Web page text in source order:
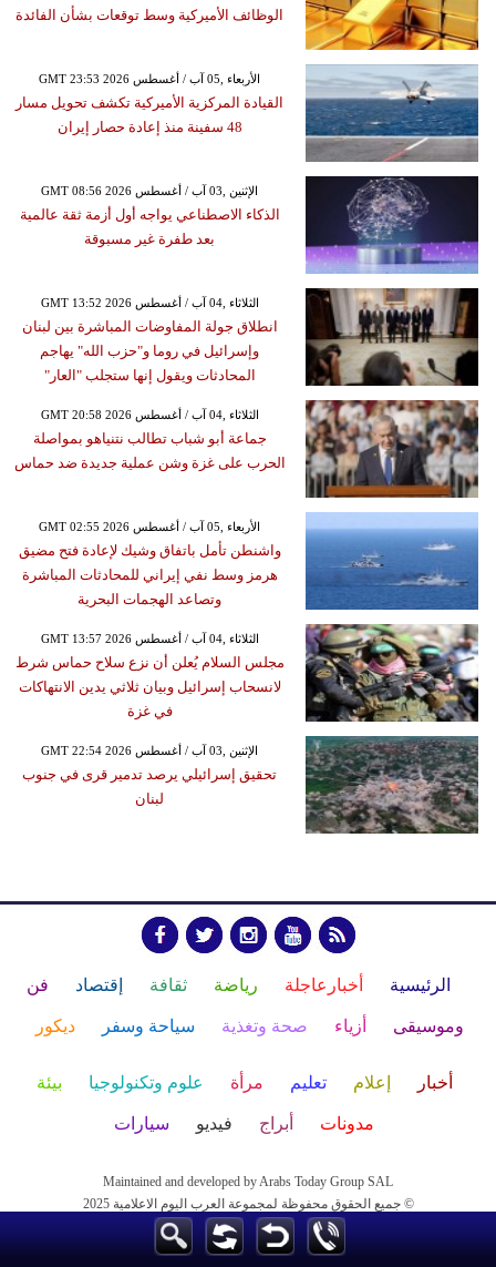
الوظائف الأميركية وسط توقعات بشأن الفائدة
GMT 23:53 2026 الأربعاء ,05 آب / أغسطس
القيادة المركزية الأميركية تكشف تحويل مسار
48 سفينة منذ إعادة حصار إيران
GMT 08:56 2026 الإثنين ,03 آب / أغسطس
الذكاء الاصطناعي يواجه أول أزمة ثقة عالمية
بعد طفرة غير مسبوقة
GMT 13:52 2026 الثلاثاء ,04 آب / أغسطس
انطلاق جولة المفاوضات المباشرة بين لبنان
وإسرائيل في روما و"حزب الله" يهاجم
المحادثات ويقول إنها ستجلب "العار"
GMT 20:58 2026 الثلاثاء ,04 آب / أغسطس
جماعة أبو شباب تطالب نتنياهو بمواصلة
الحرب على غزة وشن عملية جديدة ضد حماس
GMT 02:55 2026 الأربعاء ,05 آب / أغسطس
واشنطن تأمل باتفاق وشيك لإعادة فتح مضيق
هرمز وسط نفي إيراني للمحادثات المباشرة
وتصاعد الهجمات البحرية
GMT 13:57 2026 الثلاثاء ,04 آب / أغسطس
مجلس السلام يُعلن أن نزع سلاح حماس شرط
لانسحاب إسرائيل وبيان ثلاثي يدين الانتهاكات
في غزة
GMT 22:54 2026 الإثنين ,03 آب / أغسطس
تحقيق إسرائيلي يرصد تدمير قرى في جنوب
لبنان
الرئيسية أخبارعاجلة رياضة ثقافة إقتصاد فن
وموسيقى أزياء صحة وتغذية سياحة وسفر ديكور
أخبار إعلام تعليم مرأة علوم وتكنولوجيا بيئة
مدونات أبراج فيديو سيارات
Maintained and developed by Arabs Today Group SAL
جميع الحقوق محفوظة لمجموعة العرب اليوم الاعلامية 2025 ©